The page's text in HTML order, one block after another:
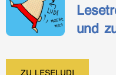
und
ZU LESELUDI